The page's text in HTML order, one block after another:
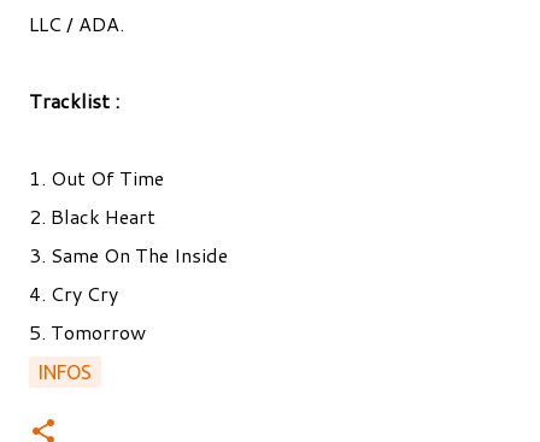
LLC / ADA.
Tracklist :
1. Out Of Time
2. Black Heart
3. Same On The Inside
4. Cry Cry
5. Tomorrow
INFOS